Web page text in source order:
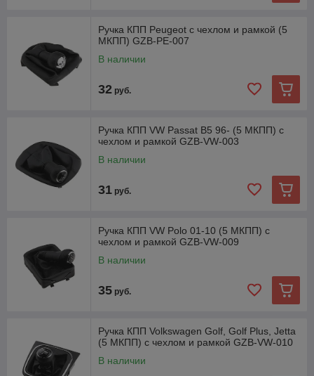
Ручка КПП Peugeot с чехлом и рамкой (5
МКПП) GZB-PE-007
В наличии
32 руб.
Ручка КПП VW Passat B5 96- (5 МКПП) с
чехлом и рамкой GZB-VW-003
В наличии
31 руб.
Ручка КПП VW Polo 01-10 (5 МКПП) с
чехлом и рамкой GZB-VW-009
В наличии
35 руб.
Ручка КПП Volkswagen Golf, Golf Plus, Jetta
(5 МКПП) с чехлом и рамкой GZB-VW-010
В наличии